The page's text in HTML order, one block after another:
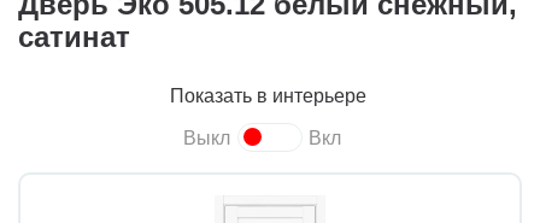
сатинат
Показать в интерьере
Выкл Вкл